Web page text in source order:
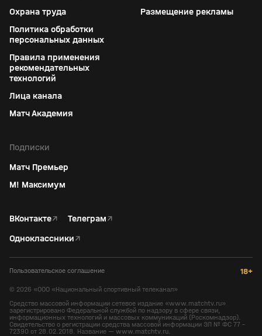
Охрана труда
Политика обработки
персональных данных
Правила применения
рекомендательных
технологий
Лица канала
Матч Академия
Размещение рекламы
Подписки
Матч Премьер
М! Максимум
ВКонтакте↗ Телеграм↗
Одноклассники↗
Пользовательское соглашение 18+
© 2026 «ООО «Национальный спортивный телеканал»
Средство массовой информации сетевое издание «www.matchtv.ru»
зарегистрировано Федеральной службой по надзору в сфере связи,
информационных технологий и массовых коммуникаций (Роскомнадзор).
Свидетельство о регистрации средства массовой информации ЭЛ № ФС 77 -
72390 от 28.02.2018. Название — www.matchtv.ru.